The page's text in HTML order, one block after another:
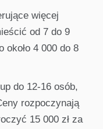
więcej
od 7 do 9
około 4 000 do 8
do 12-16 osób,
rozpoczynają
15 000 zł za